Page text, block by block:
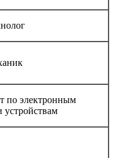
по электронным
устройствам